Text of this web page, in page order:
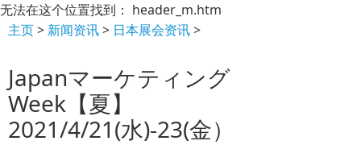
无法在这个位置找到： header_m.htm
主页> 新闻资讯> 日本展会资讯>
Japanマーケティング
Week【夏】
2021/4/21(水)-23(金）